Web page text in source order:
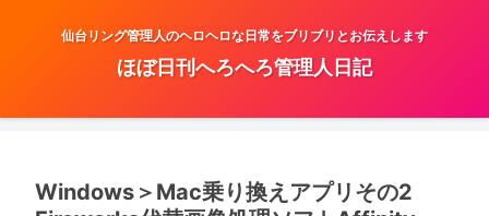
仙台リング管理人のヘロヘロな日常をブリブリとお伝えします
ほぼ日刊へろへろ管理人日記
Windows＞Mac乗り換えアプリその2